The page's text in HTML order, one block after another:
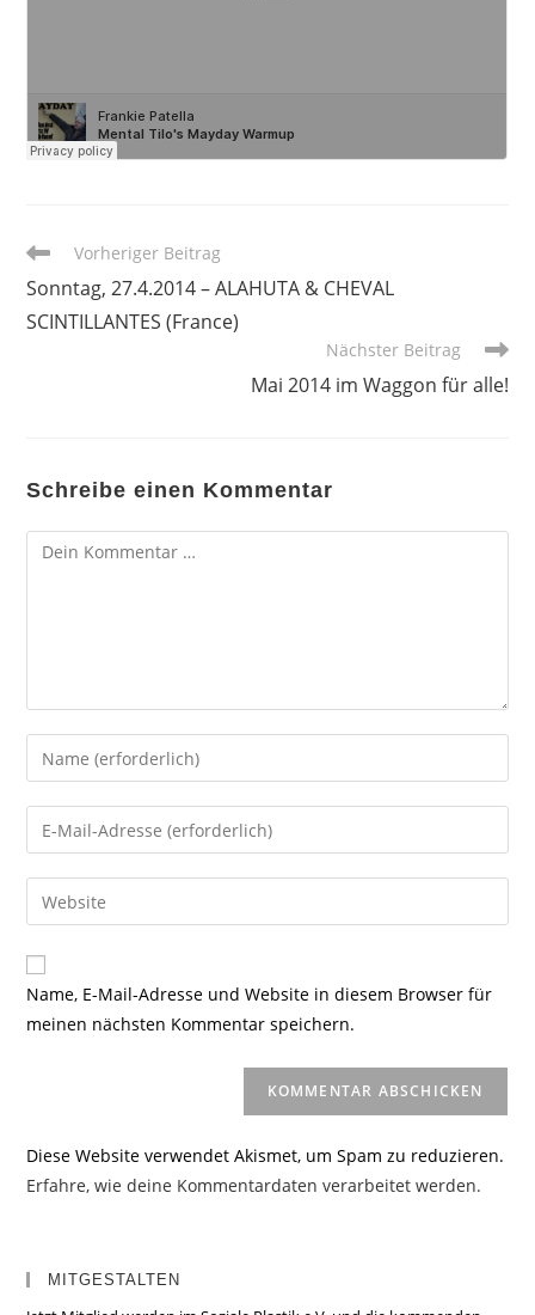
Weitere
ansehen
Vorheriger Beitrag
Sonntag, 27.4.2014 – ALAHUTA & CHEVAL
SCINTILLANTES (France)
Nächster Beitrag
Mai 2014 im Waggon für alle!
Schreibe einen Kommentar
Kommentar
Gib
deinen
Namen
oder
zum
Kommentieren
ein
Gib
deine
E-
Mail-
zum
Kommentieren
ein
Gib
deine
Website-
URL
Name, E-Mail-Adresse und Website in diesem Browser für
meinen nächsten Kommentar speichern.
Diese Website verwendet Akismet, um Spam zu reduzieren.
Erfahre, wie deine Kommentardaten verarbeitet werden.
MITGESTALTEN